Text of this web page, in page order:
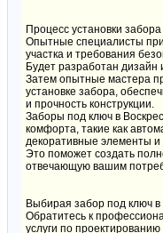
Процесс установки
Опытные специалисты
участка и требования
Будет разработан
Затем опытные мастера
установке забора,
и прочность конструкции.
Заборы под ключ в
комфорта, такие как
декоративные элементы и
Это поможет создать
отвечающую вашим
Выбирая забор под ключ в
Обратитесь к
услуги по проектированию